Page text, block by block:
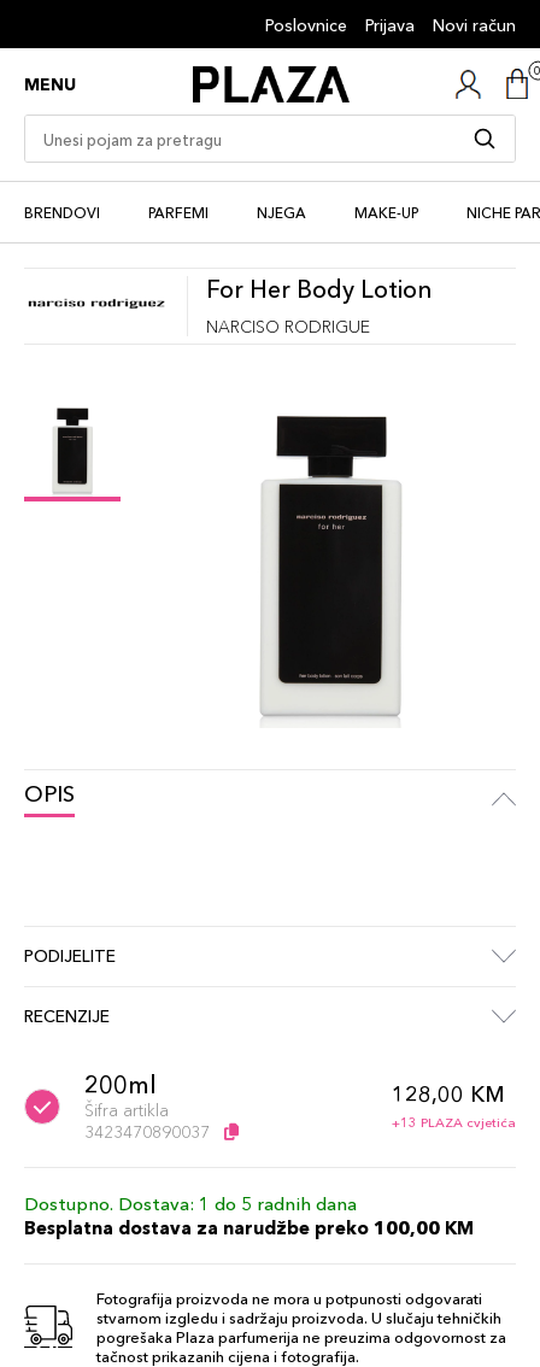
Poslovnice Prijava Novi račun
MENU
BRENDOVI PARFEMI NJEGA MAKE-UP NICHE
For Her Body Lotion
NARCISO RODRIGUE
OPIS
PODIJELITE
RECENZIJE
200ml
Šifra artikla
3423470890037
128,00 KM
+13 PLAZA cvjetića
Dostupno. Dostava: 1 do 5 radnih dana
Besplatna dostava za narudžbe preko 100,00 KM
Fotografija proizvoda ne mora u potpunosti odgovarati
stvarnom izgledu i sadržaju proizvoda. U slučaju tehničkih
pogrešaka Plaza parfumerija ne preuzima odgovornost za
tačnost prikazanih cijena i fotografija.